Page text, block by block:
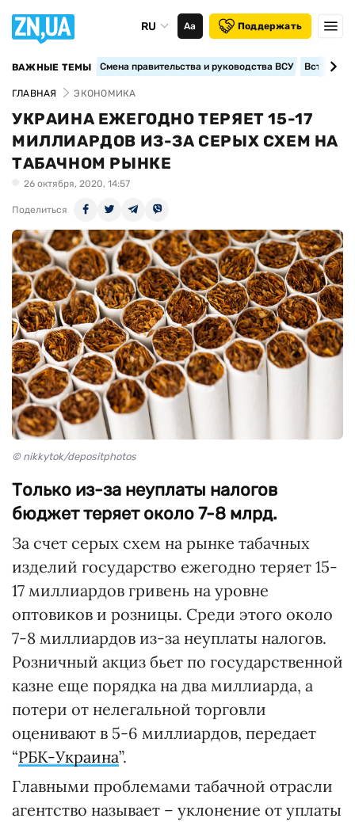
RU Аа Поддержать
ВАЖНЫЕ ТЕМЫ Смена правительства и руководства ВСУ
ГЛАВНАЯ ЭКОНОМИКА
УКРАИНА ЕЖЕГОДНО ТЕРЯЕТ 15-17
МИЛЛИАРДОВ ИЗ-ЗА СЕРЫХ СХЕМ НА
ТАБАЧНОМ РЫНКЕ
26 октября, 2020, 14:57
Поделиться
© nikkytok/depositphotos
Только из-за неуплаты налогов
бюджет теряет около 7-8 млрд.
За счет серых схем на рынке табачных
изделий государство ежегодно теряет 15-
17 миллиардов гривень на уровне
оптовиков и розницы. Среди этого около
7-8 миллиардов из-за неуплаты налогов.
Розничный акциз бьет по государственной
казне еще порядка на два миллиарда, а
потери от нелегальной торговли
оценивают в 5-6 миллиардов, передает
“РБК-Украина”.
Главными проблемами табачной отрасли
агентство называет – уклонение от уплаты